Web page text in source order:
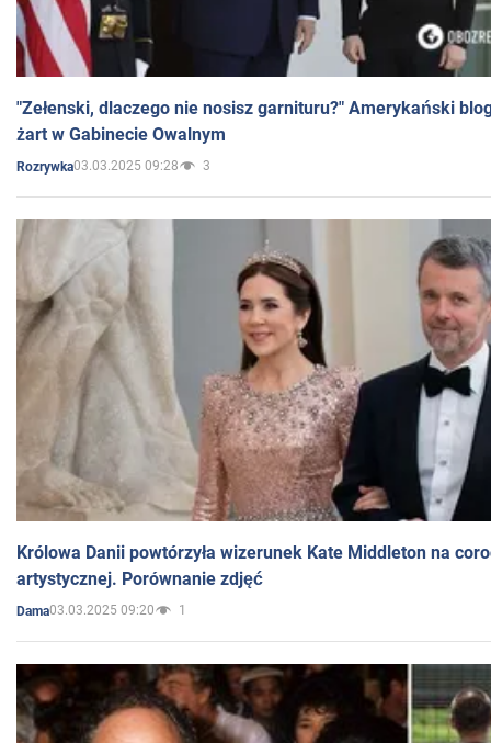
"Zełenski, dlaczego nie nosisz garnituru?" Amerykański
żart w Gabinecie Owalnym
Rozrywka03.03.2025 09:28 3
Królowa Danii powtórzyła wizerunek Kate Middleton na
artystycznej. Porównanie zdjęć
Dama03.03.2025 09:20 1